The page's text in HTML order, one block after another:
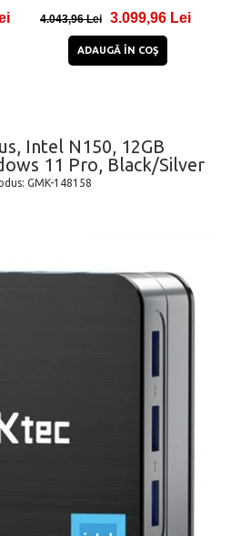
4.043,96 Lei 3.099,96 Lei
ADAUGĂ ÎN COŞ
Intel N150, 12GB
11 Pro, Black/Silver
GMK-148158